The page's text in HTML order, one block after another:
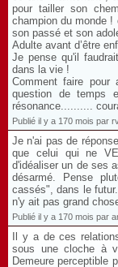
pour tailler son
champion du monde
son passé et son
Adulte avant d’être
Je pense qu'il
dans la vie !
Comment faire
question de temps
résonance..........
Publié il y a 170 mois par
Je n'ai pas de
que celui qui ne
d'idéaliser un de ses
désarmé. Pense
cassés", dans le
n'y ait pas grand
Publié il y a 170 mois par
Il y a de ces
sous une cloche à
Demeure perceptible